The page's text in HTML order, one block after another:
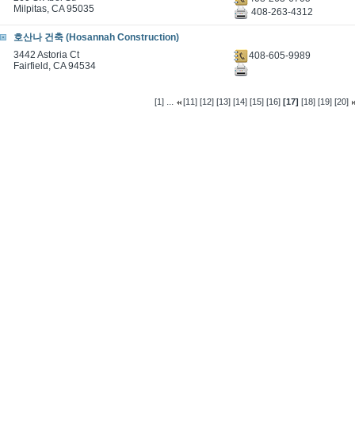
Milpitas, CA 95035
408-263-4312
호산나 건축 (Hosannah Construction)
3442 Astoria Ct
Fairfield, CA 94534
408-605-9989
[1] ... [11] [12] [13] [14] [15] [16] [17] [18] [19] [20]